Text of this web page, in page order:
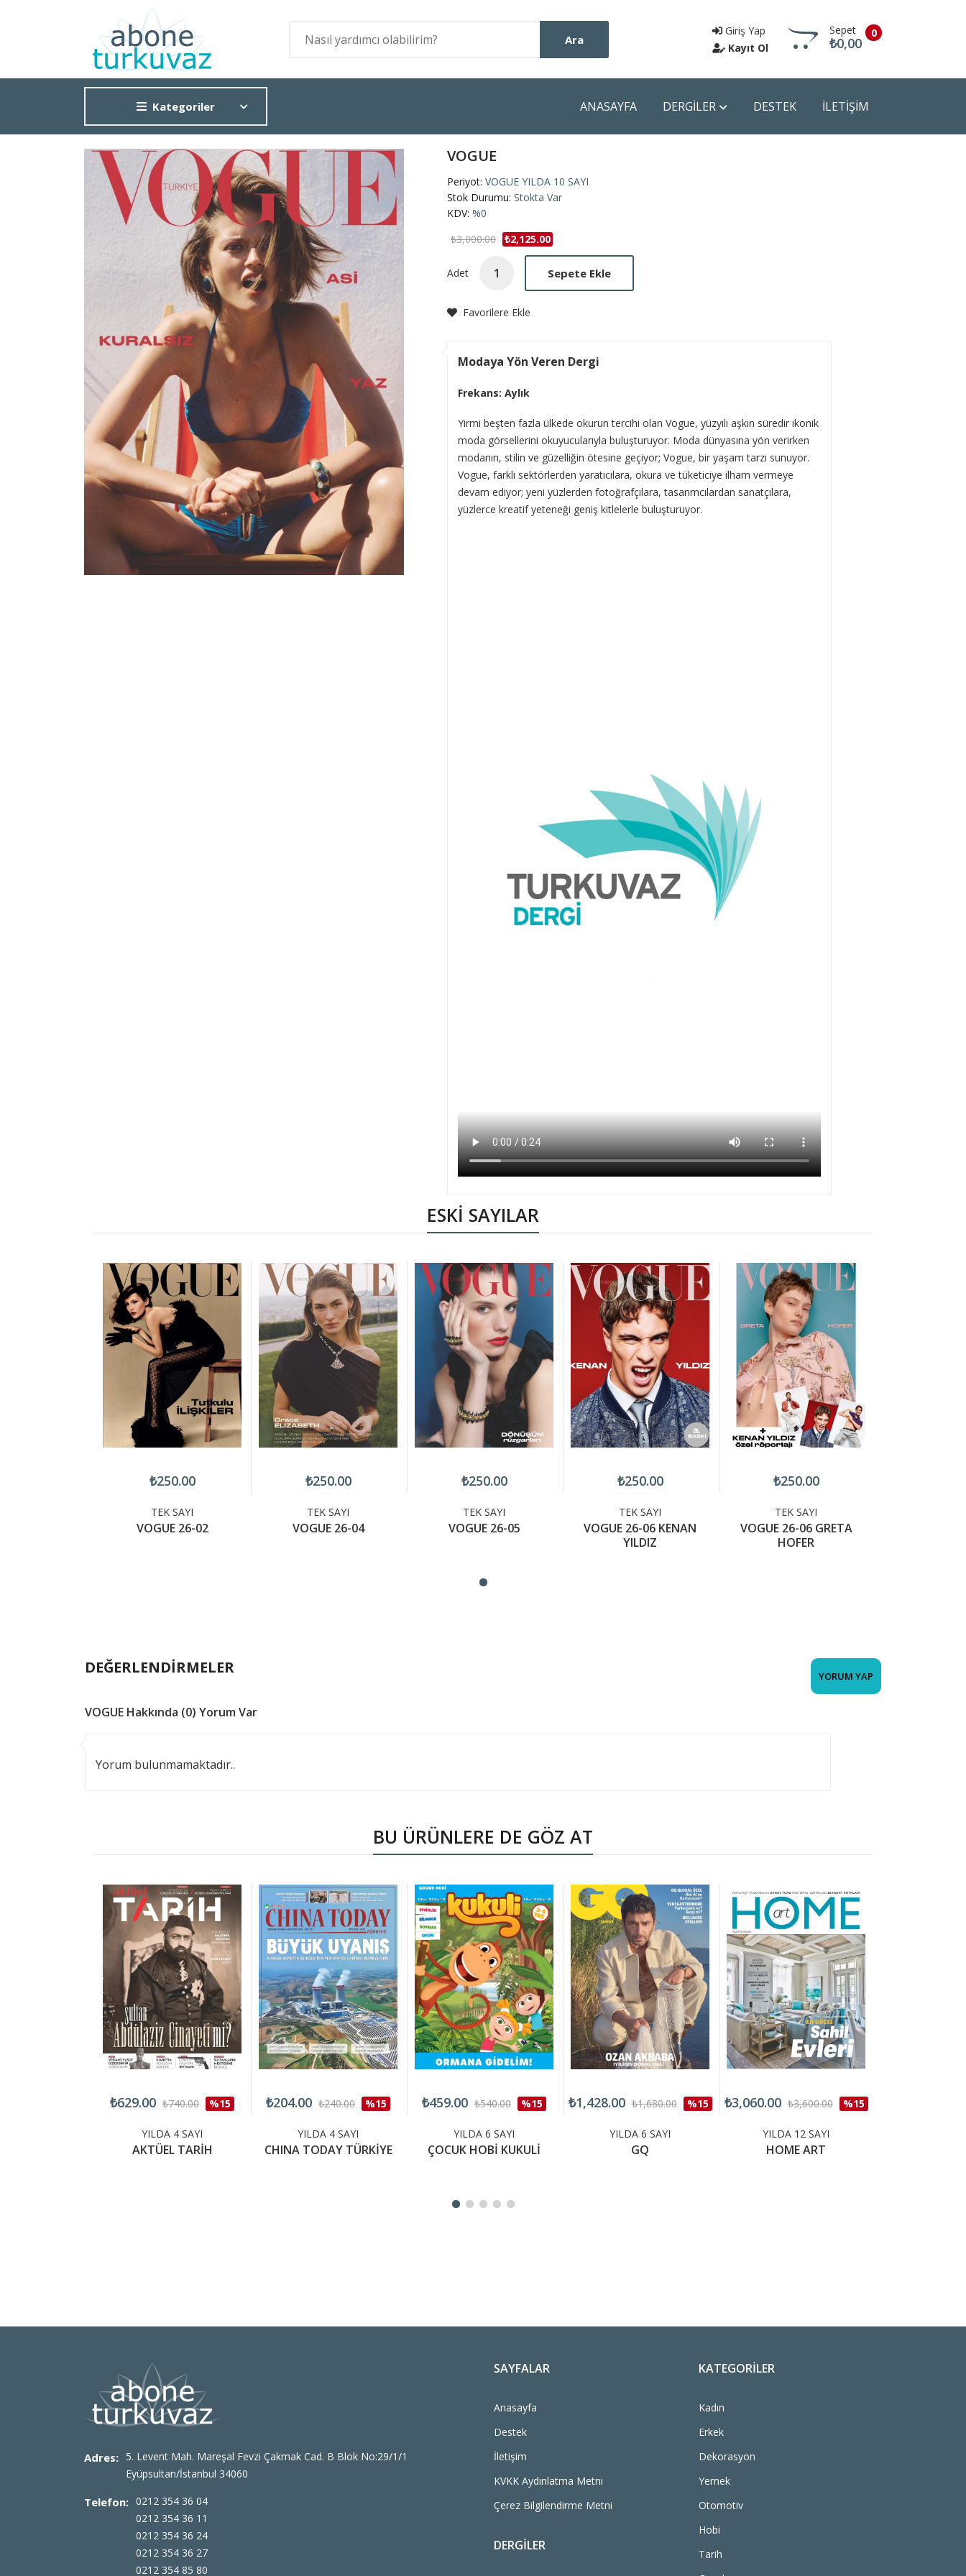
Ara
Giriş Yap
Kayıt Ol
0
Sepet
₺0,00
Sepete Git
Kategoriler ANASAYFA DERGİLER DESTEK İLETİŞİM
VOGUE
Periyot: VOGUE YILDA 10 SAYI
Stok Durumu: Stokta Var
KDV: %0
₺3,000.00
₺2,125.00
Adet Sepete Ekle
Favorilere Ekle
Modaya Yön Veren Dergi
Frekans: Aylık
Yirmi beşten fazla ülkede okurun tercihi olan Vogue, yüzyılı aşkın süredir ikonik
moda görsellerini okuyucularıyla buluşturuyor. Moda dünyasına yön verirken
modanın, stilin ve güzelliğin ötesine geçiyor; Vogue, bir yaşam tarzı sunuyor.
Vogue, farklı sektörlerden yaratıcılara, okura ve tüketiciye ilham vermeye
devam ediyor; yeni yüzlerden fotoğrafçılara, tasarımcılardan sanatçılara,
yüzlerce kreatif yeteneği geniş kitlelerle buluşturuyor.
ESKİ SAYILAR
₺250.00
TEK SAYI
VOGUE 26-02
₺250.00
TEK SAYI
VOGUE 26-04
₺250.00
TEK SAYI
VOGUE 26-05
₺250.00
TEK SAYI
VOGUE 26-06 KENAN
YILDIZ
₺250.00
TEK SAYI
VOGUE 26-06 GRETA
HOFER
DEĞERLENDİRMELER YORUM YAP
VOGUE Hakkında (0) Yorum Var
Yorum bulunmamaktadır..
BU ÜRÜNLERE DE GÖZ AT
₺629.00 ₺740.00 %15
YILDA 4 SAYI
AKTÜEL TARİH
₺204.00 ₺240.00 %15
YILDA 4 SAYI
CHINA TODAY TÜRKİYE
₺459.00 ₺540.00 %15
YILDA 6 SAYI
ÇOCUK HOBİ KUKULİ
₺1,428.00 ₺1,680.00 %15
YILDA 6 SAYI
GQ
₺3,060.00 ₺3,600.00 %15
YILDA 12 SAYI
HOME ART
Adres: 5. Levent Mah. Mareşal Fevzi Çakmak Cad. B Blok No:29/1/1
Eyüpsultan/İstanbul 34060
Telefon: 0212 354 36 04
0212 354 36 11
0212 354 36 24
0212 354 36 27
0212 354 85 80
SAYFALAR
Anasayfa
Destek
İletişim
KVKK Aydınlatma Metni
Çerez Bilgilendirme Metni
DERGILER
KATEGORILER
Kadın
Erkek
Dekorasyon
Yemek
Otomotiv
Hobi
Tarih